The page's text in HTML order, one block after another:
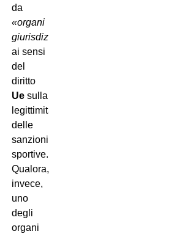
da
«organi
giurisdizionali»
ai sensi
del
diritto
Ue sulla
legittimità
delle
sanzioni
sportive.
Qualora,
invece,
uno
degli
organi